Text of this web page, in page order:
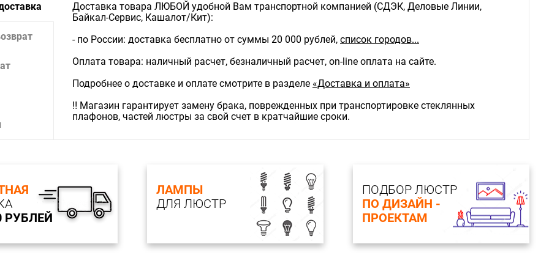
Доставка товара ЛЮБОЙ удобной Вам транспортной компанией (СДЭК, Деловые Линии,
Байкал-Сервис, Кашалот/Кит):
- по России: доставка бесплатно от суммы 20 000 рублей, список городов...
Оплата товара: наличный расчет, безналичный расчет, on-line оплата на сайте.
Подробнее о доставке и оплате смотрите в разделе «Доставка и оплата»
‼️ Магазин гарантирует замену брака, поврежденных при транспортировке стеклянных
плафонов, частей люстры за свой счет в кратчайшие сроки.
РУБЛЕЙ
ЛАМПЫ
ДЛЯ ЛЮСТР
ПОДБОР ЛЮСТР
ПО ДИЗАЙН -
ПРОЕКТАМ